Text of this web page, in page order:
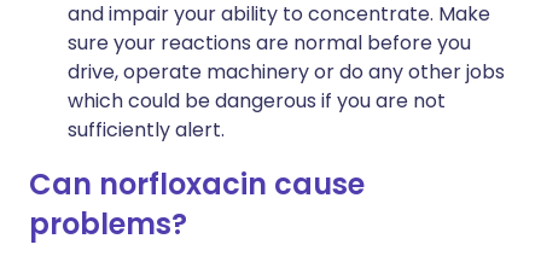
and impair your ability to concentrate. Make
sure your reactions are normal before you
drive, operate machinery or do any other jobs
which could be dangerous if you are not
sufficiently alert.
Can norfloxacin cause
problems?